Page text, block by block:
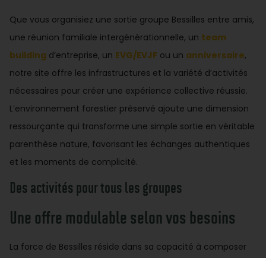
Que vous organisiez une sortie groupe Bessilles entre amis,
une réunion familiale intergénérationnelle, un team
building d’entreprise, un EVG/EVJF ou un anniversaire,
notre site offre les infrastructures et la variété d’activités
nécessaires pour créer une expérience collective réussie.
L’environnement forestier préservé ajoute une dimension
ressourçante qui transforme une simple sortie en véritable
parenthèse nature, favorisant les échanges authentiques
et les moments de complicité.
Des activités pour tous les groupes
Une offre modulable selon vos besoins
La force de Bessilles réside dans sa capacité à composer